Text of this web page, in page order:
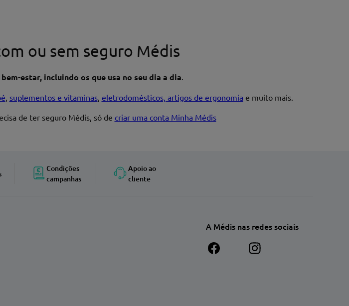
ou sem seguro Médis
estar, incluindo os que usa no seu dia a dia.
, suplementos e vitaminas, eletrodomésticos, artigos de ergonomia e muito mais.
de ter seguro Médis, só de criar uma conta Minha Médis
Condições
campanhas
Apoio ao
cliente
A Médis nas redes sociais